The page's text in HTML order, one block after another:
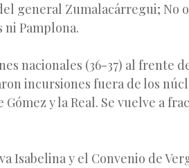
general Zumalacárregui; No
ni Pamplona.
nacionales (36-37) al frente
incursiones fuera de los
y la Real. Se vuelve a
Isabelina y el Convenio de